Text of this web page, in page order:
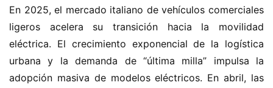
En 2025, el mercado italiano de vehículos comerciales
ligeros acelera su transición hacia la movilidad
eléctrica. El crecimiento exponencial de la logística
urbana y la demanda de “última milla” impulsa la
adopción masiva de modelos eléctricos. En abril, las